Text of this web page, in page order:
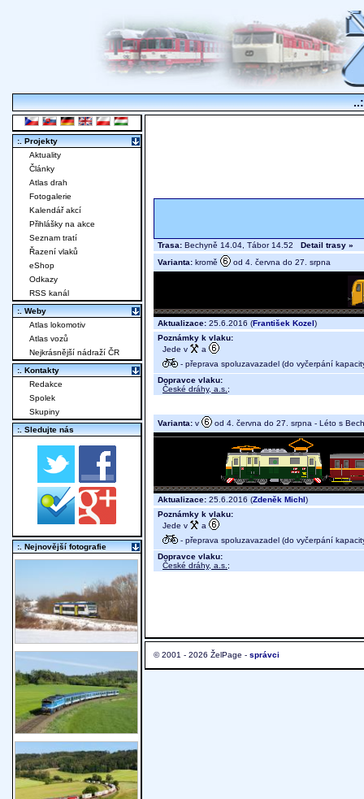
Trasa: Bechyně 14.04, Tábor 14.52 Detail trasy »
Varianta: kromě od 4. června do 27. srpna
Aktualizace: 25.6.2016 (František Kozel)
Poznámky k vlaku:
Jede v
a
- přeprava spoluzavazadel (do vyčerpání
Dopravce vlaku:
České dráhy, a.s. ;
Varianta: v od 4. června do 27. srpna - Léto s
Aktualizace: 25.6.2016 (Zdeněk Michl)
Poznámky k vlaku:
Jede v
a
- přeprava spoluzavazadel (do vyčerpání
Dopravce vlaku:
České dráhy, a.s. ;
© 2001 - 2026 ŽelPage - správci
:. Projekty
Aktuality
Články
Atlas drah
Fotogalerie
Kalendář akcí
Přihlášky na akce
Seznam tratí
Řazení vlaků
eShop
Odkazy
RSS kanál
:. Weby
Atlas lokomotiv
Atlas vozů
Nejkrásnější nádraží ČR
:. Kontakty
Redakce
Spolek
Skupiny
:. Sledujte nás
:. Nejnovější fotografie